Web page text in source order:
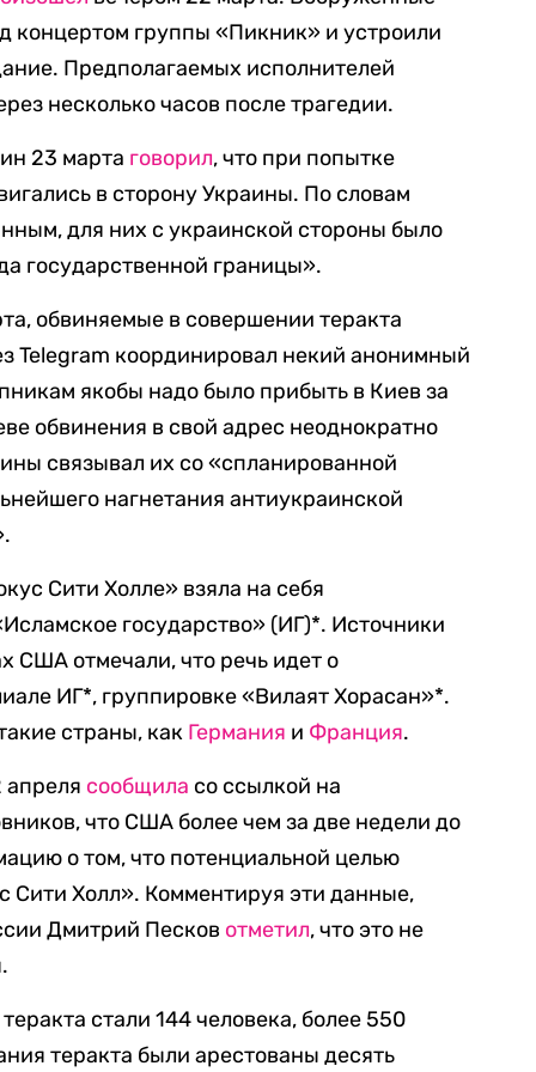
концертом группы «Пикник» и устроили
Предполагаемых исполнителей
несколько часов после трагедии.
23 марта говорил, что при попытке
в сторону Украины. По словам
для них с украинской стороны было
государственной границы».
обвиняемые в совершении теракта
Telegram координировал некий анонимный
якобы надо было прибыть в Киев за
обвинения в свой адрес неоднократно
связывал их со «спланированной
нагнетания антиукраинской
Сити Холле» взяла на себя
государство» (ИГ)*. Источники
США отмечали, что речь идет о
ИГ*, группировке «Вилаят Хорасан»*.
страны, как Германия и Франция.
апреля сообщила со ссылкой на
что США более чем за две недели до
о том, что потенциальной целью
Сити Холл». Комментируя эти данные,
Дмитрий Песков отметил, что это не
стали 144 человека, более 550
теракта были арестованы деcять